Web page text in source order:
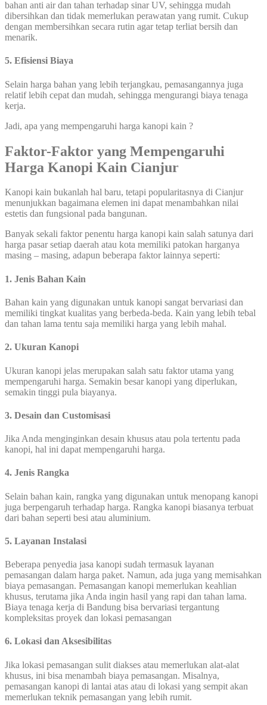
bahan anti air dan tahan terhadap sinar UV, sehingga mudah
dibersihkan dan tidak memerlukan perawatan yang rumit. Cukup
dengan membersihkan secara rutin agar tetap terliat bersih dan
menarik.
5. Efisiensi Biaya
Selain harga bahan yang lebih terjangkau, pemasangannya juga
relatif lebih cepat dan mudah, sehingga mengurangi biaya tenaga
kerja.
Jadi, apa yang mempengaruhi harga kanopi kain ?
Faktor-Faktor yang Mempengaruhi
Harga Kanopi Kain Cianjur
Kanopi kain bukanlah hal baru, tetapi popularitasnya di Cianjur
menunjukkan bagaimana elemen ini dapat menambahkan nilai
estetis dan fungsional pada bangunan.
Banyak sekali faktor penentu harga kanopi kain salah satunya dari
harga pasar setiap daerah atau kota memiliki patokan harganya
masing – masing, adapun beberapa faktor lainnya seperti:
1. Jenis Bahan Kain
Bahan kain yang digunakan untuk kanopi sangat bervariasi dan
memiliki tingkat kualitas yang berbeda-beda. Kain yang lebih tebal
dan tahan lama tentu saja memiliki harga yang lebih mahal.
2. Ukuran Kanopi
Ukuran kanopi jelas merupakan salah satu faktor utama yang
mempengaruhi harga. Semakin besar kanopi yang diperlukan,
semakin tinggi pula biayanya.
3. Desain dan Customisasi
Jika Anda menginginkan desain khusus atau pola tertentu pada
kanopi, hal ini dapat mempengaruhi harga.
4. Jenis Rangka
Selain bahan kain, rangka yang digunakan untuk menopang kanopi
juga berpengaruh terhadap harga. Rangka kanopi biasanya terbuat
dari bahan seperti besi atau aluminium.
5. Layanan Instalasi
Beberapa penyedia jasa kanopi sudah termasuk layanan
pemasangan dalam harga paket. Namun, ada juga yang memisahkan
biaya pemasangan. Pemasangan kanopi memerlukan keahlian
khusus, terutama jika Anda ingin hasil yang rapi dan tahan lama.
Biaya tenaga kerja di Bandung bisa bervariasi tergantung
kompleksitas proyek dan lokasi pemasangan
6. Lokasi dan Aksesibilitas
Jika lokasi pemasangan sulit diakses atau memerlukan alat-alat
khusus, ini bisa menambah biaya pemasangan. Misalnya,
pemasangan kanopi di lantai atas atau di lokasi yang sempit akan
memerlukan teknik pemasangan yang lebih rumit.